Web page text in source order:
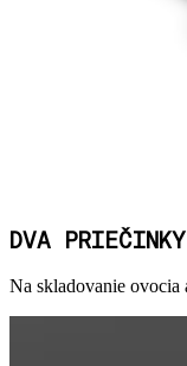
DVA
Na skladovanie ovocia